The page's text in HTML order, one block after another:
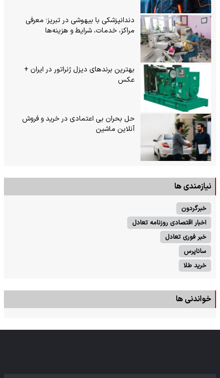
دندانپزشکی با بیهوشی در تبریز؛ معرفی
مراکز، خدمات، شرایط و هزینه‌ها
بهترین برندهای دیزل ژنراتور در ایران +
عکس
حل بحران بی‌ اعتمادی در خرید و فروش
آنلاین ماشین
نیازمندی ها
خبرگردون
اخبار اقتصادی روزنامه تعادل
خبر فوری تعادل
ساناپرس
خرید طلا
خواندنی ها